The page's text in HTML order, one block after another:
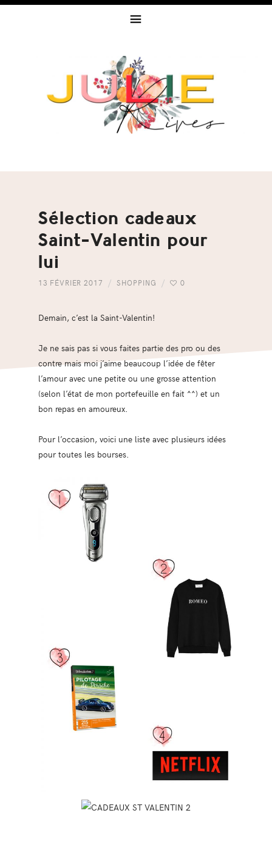
Sélection cadeaux
Saint-Valentin pour
lui
13 FÉVRIER 2017 SHOPPING 0
Demain, c’est la Saint-Valentin!
Je ne sais pas si vous faites partie des pro ou des
contre mais moi j’aime beaucoup l’idée de fêter
l’amour avec une petite ou une grosse attention
(selon l’état de mon portefeuille en fait ^^) et un
bon repas en amoureux.
Pour l’occasion, voici une liste avec plusieurs idées
pour toutes les bourses.